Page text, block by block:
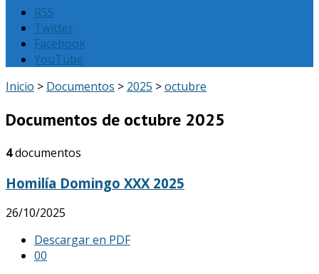
RSS
Twitter
Facebook
YouTube
Inicio > Documentos > 2025 >octubre
Documentos de octubre 2025
4documentos
Homilía Domingo XXX 2025
26/10/2025
Descargar en PDF
00